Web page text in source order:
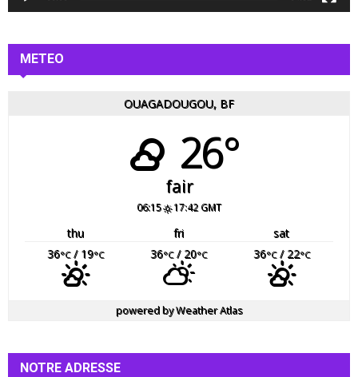
o
METEO
OUAGADOUGOU, BF
26°
fair
06:15 17:42 GMT
thu fri
sat
36°C/ 19°C 36°C/ 20°C 36°C/ 22°C
powered byWeather Atlas
NOTRE ADRESSE